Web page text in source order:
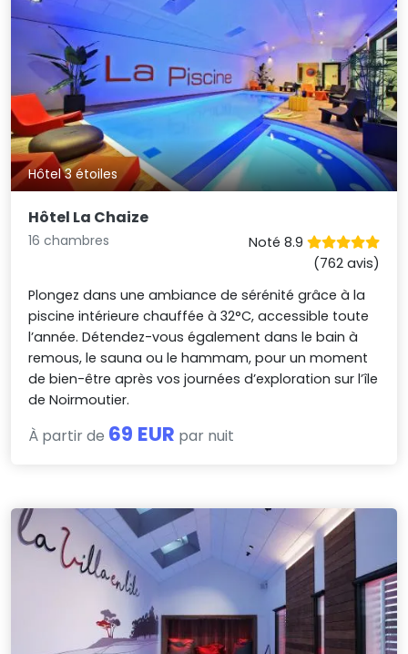
Hôtel 3 étoiles
Hôtel La Chaize
16 chambres
Noté 8.9
(762 avis)
Plongez dans une ambiance de sérénité grâce à la
piscine intérieure chauffée à 32°C, accessible toute
l’année. Détendez-vous également dans le bain à
remous, le sauna ou le hammam, pour un moment
de bien-être après vos journées d’exploration sur l’île
de Noirmoutier.
À partir de 69 EUR par nuit